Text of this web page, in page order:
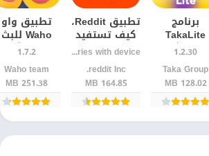
برنامج
TakaLite
للدردشة
والتعارف على
االأندرويد
1.2.30
Taka Group
128.02 MB
تطبيق Reddit،
كيف تستفيد
من منصة
المجتمعات
والنقاشات
Varies with device
reddit Inc.
164.85 MB
تطبيق واو
Waho للبث
المباشر
والدردشة
الصوتية –
أحدث إصدار
1.7.2
Waho team
251.38 MB